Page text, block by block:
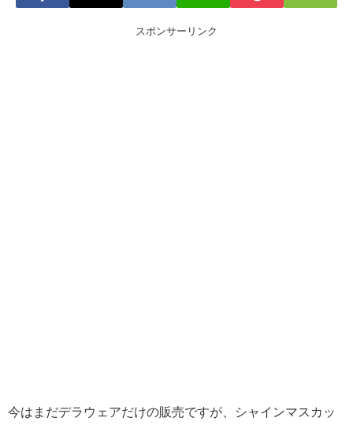
スポンサーリンク
今はまだデラウェアだけの販売ですが、シャインマスカッ